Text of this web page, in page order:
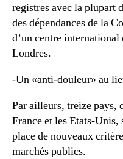
registres avec la plupart
des dépendances de la
d’un centre international
Londres.
-Un «anti-douleur» au
Par ailleurs, treize pays,
France et les Etats-Unis,
place de nouveaux
marchés publics.